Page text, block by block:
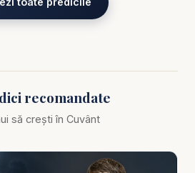
să te ridici.
doar prin schimbarea
schimbarea inimii. Uneori,
ușa și ieși. Alteori, Dumnezeu
rupe lanțurile, îți dă pace și te
te scoate din groapă, ci te
recomandate
să crești în Cuvânt